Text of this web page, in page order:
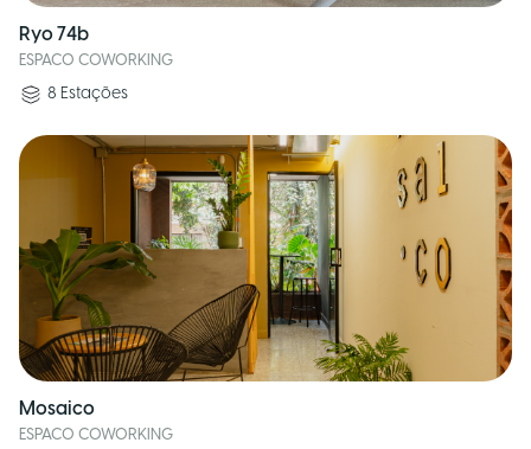
Ryo 74b
ESPACO COWORKING
8 Estações
Mosaico
ESPACO COWORKING